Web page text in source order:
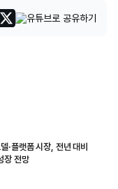
·플랫폼 시장, 전년 대비
전망